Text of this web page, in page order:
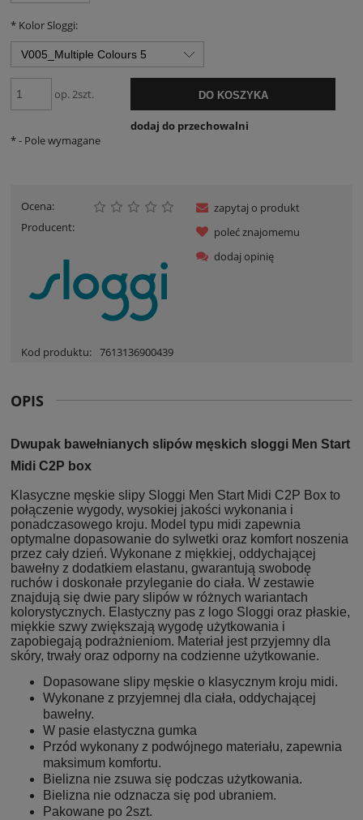
* Kolor Sloggi:
op. 2szt. DO KOSZYKA
dodaj do przechowalni
*- Pole wymagane
Ocena:
Producent:
Kod produktu: 7613136900439
zapytaj o produkt
poleć znajomemu
dodaj opinię
OPIS
Dwupak bawełnianych slipów męskich sloggi Men Start
Midi C2P box
Klasyczne męskie slipy Sloggi Men Start Midi C2P Box to
połączenie wygody, wysokiej jakości wykonania i
ponadczasowego kroju. Model typu midi zapewnia
optymalne dopasowanie do sylwetki oraz komfort noszenia
przez cały dzień. Wykonane z miękkiej, oddychającej
bawełny z dodatkiem elastanu, gwarantują swobodę
ruchów i doskonałe przyleganie do ciała. W zestawie
znajdują się dwie pary slipów w różnych wariantach
kolorystycznych. Elastyczny pas z logo Sloggi oraz płaskie,
miękkie szwy zwiększają wygodę użytkowania i
zapobiegają podrażnieniom. Materiał jest przyjemny dla
skóry, trwały oraz odporny na codzienne użytkowanie.
Dopasowane slipy męskie o klasycznym kroju midi.
Wykonane z przyjemnej dla ciała, oddychającej
bawełny.
W pasie elastyczna gumka
Przód wykonany z podwójnego materiału, zapewnia
maksimum komfortu.
Bielizna nie zsuwa się podczas użytkowania.
Bielizna nie odznacza się pod ubraniem.
Pakowane po 2szt.